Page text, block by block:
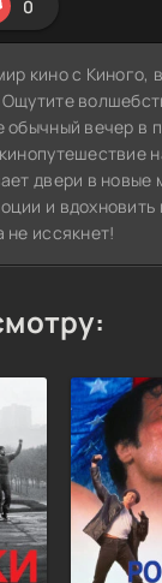
0
кино с
обычный вечер
двери в
и
не иссякнет!